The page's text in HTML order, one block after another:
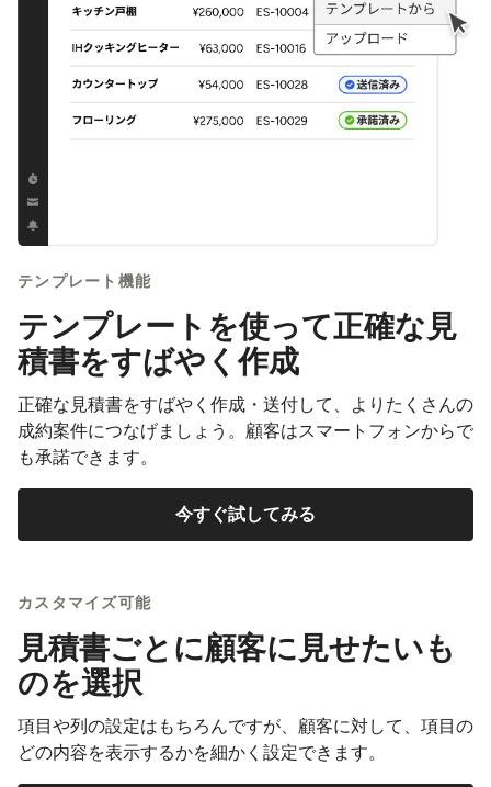
テンプレート機能
テンプレートを使って正確な見
積書をすばやく作成
正確な見積書をすばやく作成・送付して、よりたくさんの
成約案件につなげましょう。顧客はスマートフォンからで
も承諾できます。
今すぐ試してみる
カスタマイズ可能
見積書ごとに顧客に見せたいも
のを選択
項目や列の設定はもちろんですが、顧客に対して、項目の
どの内容を表示するかを細かく設定できます。